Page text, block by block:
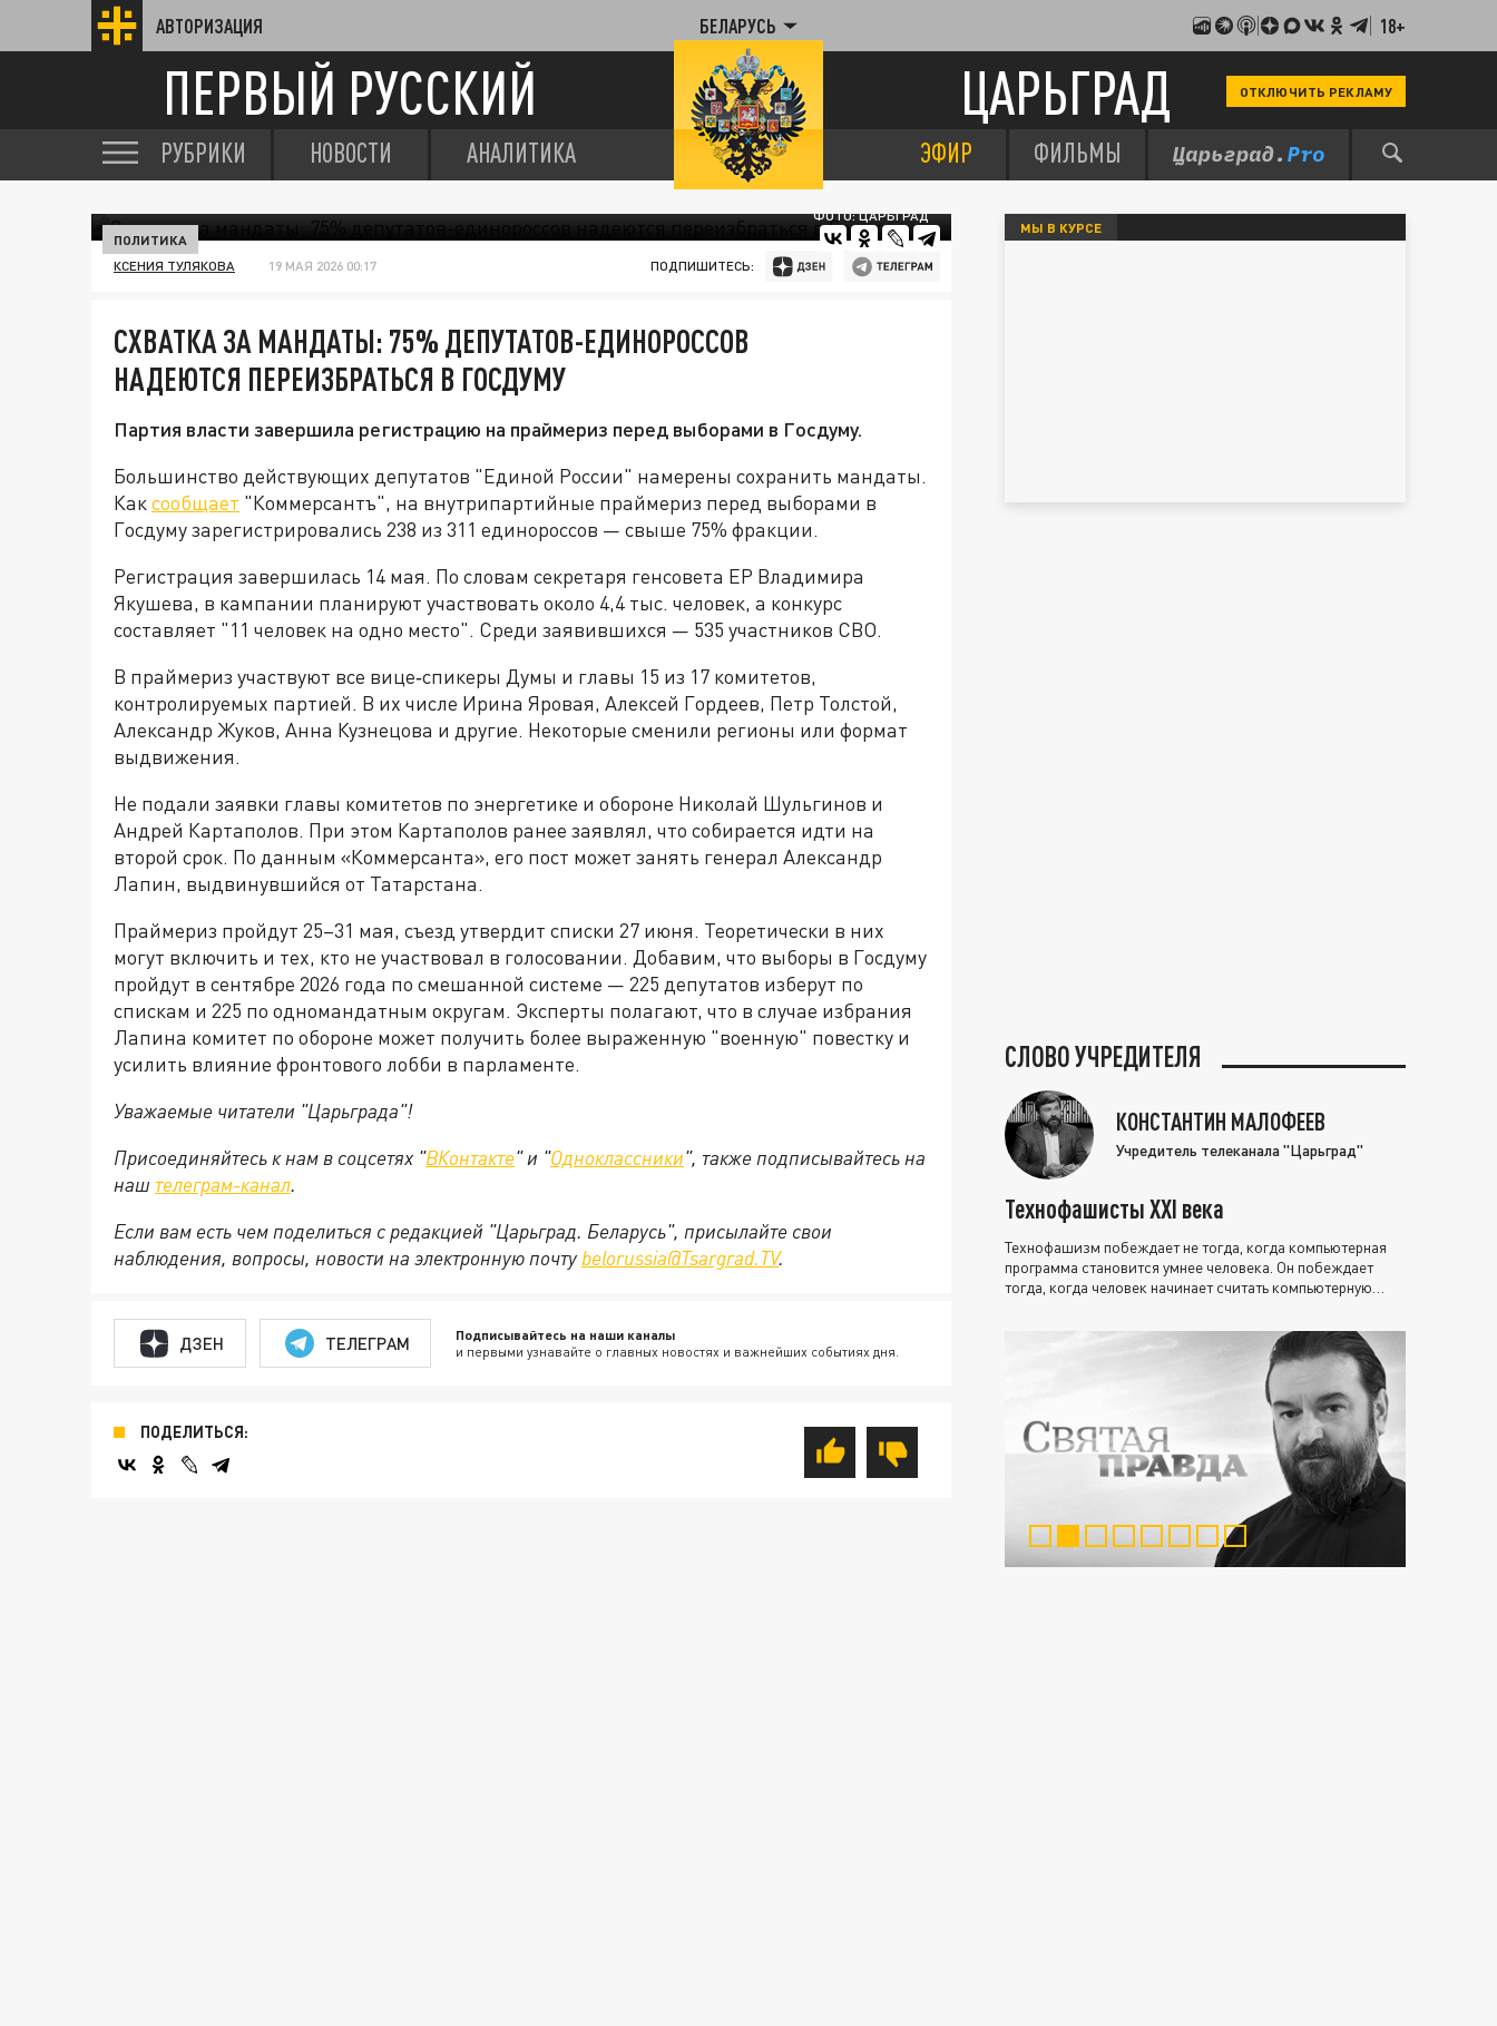
АВТОРИЗАЦИЯ БЕЛАРУСЬ 18+
ПЕРВЫЙ РУССКИЙ ЦАРЬГРАД ОТКЛЮЧИТЬ РЕКЛАМУ
РУБРИКИ НОВОСТИ АНАЛИТИКА ЭФИР ФИЛЬМЫ
ФОТО: ЦАРЬГРАД
ПОЛИТИКА
КСЕНИЯ ТУЛЯКОВА 19 МАЯ 2026 00:17 ПОДПИШИТЕСЬ:
СХВАТКА ЗА МАНДАТЫ: 75% ДЕПУТАТОВ-ЕДИНОРОССОВ
НАДЕЮТСЯ ПЕРЕИЗБРАТЬСЯ В ГОСДУМУ
Партия власти завершила регистрацию на праймериз перед выборами в Госдуму.
Большинство действующих депутатов "Единой России" намерены сохранить мандаты.
Каксообщает "Коммерсантъ", на внутрипартийные праймериз перед выборами в
Госдуму зарегистрировались 238 из 311 единороссов — свыше 75% фракции.
Регистрация завершилась 14 мая. По словам секретаря генсовета ЕР Владимира
Якушева, в кампании планируют участвовать около 4,4 тыс. человек, а конкурс
составляет "11 человек на одно место". Среди заявившихся — 535 участников СВО.
В праймериз участвуют все вице‑спикеры Думы и главы 15 из 17 комитетов,
контролируемых партией. В их числе Ирина Яровая, Алексей Гордеев, Петр Толстой,
Александр Жуков, Анна Кузнецова и другие. Некоторые сменили регионы или формат
выдвижения.
Не подали заявки главы комитетов по энергетике и обороне Николай Шульгинов и
Андрей Картаполов. При этом Картаполов ранее заявлял, что собирается идти на
второй срок. По данным «Коммерсанта», его пост может занять генерал Александр
Лапин, выдвинувшийся от Татарстана.
Праймериз пройдут 25–31 мая, съезд утвердит списки 27 июня. Теоретически в них
могут включить и тех, кто не участвовал в голосовании. Добавим, что выборы в Госдуму
пройдут в сентябре 2026 года по смешанной системе — 225 депутатов изберут по
спискам и 225 по одномандатным округам. Эксперты полагают, что в случае избрания
Лапина комитет по обороне может получить более выраженную "военную" повестку и
усилить влияние фронтового лобби в парламенте.
Уважаемые читатели "Царьграда"!
Присоединяйтесь к нам в соцсетях "ВКонтакте" и "Одноклассники", также подписывайтесь на
наш телеграм-канал.
Если вам есть чем поделиться с редакцией "Царьград. Беларусь", присылайте свои
наблюдения, вопросы, новости на электронную почту belorussia@Tsargrad.TV.
ДЗЕН ТЕЛЕГРАМ Подписывайтесь на наши каналы
и первыми узнавайте о главных новостях и важнейших событиях дня.
ПОДЕЛИТЬСЯ:
МЫ В КУРСЕ
СЛОВО УЧРЕДИТЕЛЯ
КОНСТАНТИН МАЛОФЕЕВ
Учредитель телеканала "Царьград"
Технофашисты XXI века
Технофашизм побеждает не тогда, когда компьютерная
программа становится умнее человека. Он побеждает
тогда, когда человек начинает считать компьютерную